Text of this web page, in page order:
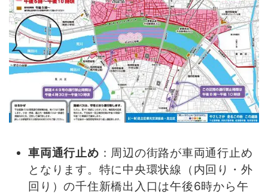
車両通行止め ：周辺の街路が車両通行止め
となります。特に中央環状線（内回り・外
回り）の千住新橋出入口は午後6時から午